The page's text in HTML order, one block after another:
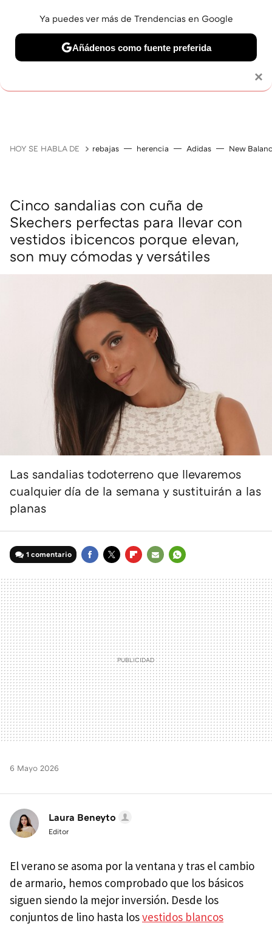
OFERTAS EN
HOY SE HABLA DE rebajas herencia Adidas New
Cinco sandalias con cuña de
Skechers perfectas para llevar con
vestidos ibicencos porque elevan,
son muy cómodas y versátiles
Las sandalias todoterreno que llevaremos
cualquier día de la semana y sustituirán a las
planas
1 comentario
MAIL
6 Mayo 2026
Laura Beneyto
Editor
El verano se asoma por la ventana y tras el cambio
de armario, hemos comprobado que los básicos
siguen siendo la mejor inversión. Desde los
conjuntos de lino hasta losvestidos blancos
×
Ya puedes ver más de Trendencias en Google
Añádenos como fuente preferida